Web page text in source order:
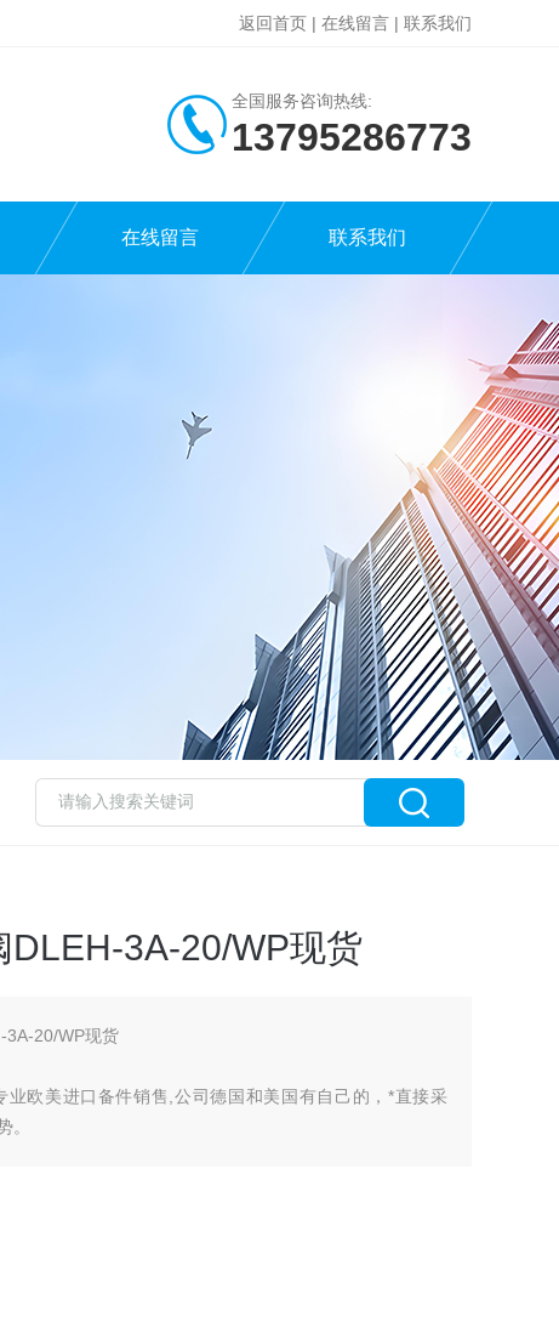
返回首页 | 在线留言 | 联系我们
全国服务咨询热线:
13795286773
在线留言 联系我们
DLEH-3A-20/WP现货
3A-20/WP现货
业欧美进口备件销售,公司德国和美国有自己的，*直接采
。